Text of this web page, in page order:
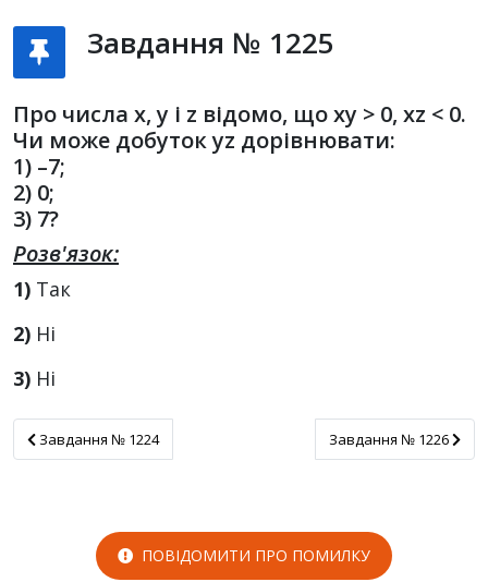
Завдання № 1225
Про числа x, y і z відомо, що xy > 0, xz < 0.
Чи може добуток yz дорівнювати:
1) –7;
2) 0;
3) 7?
Розв'язок:
1) Так
2) Ні
3) Ні
Завдання № 1224
Завдання № 1224 Завдання № 1226
Завдання № 1226
ПОВІДОМИТИ ПРО ПОМИЛКУ